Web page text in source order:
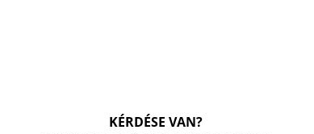
KÉRDÉSE VAN?